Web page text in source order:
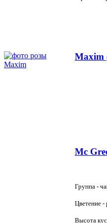
Maxim
Mc
Группа -
Цветение -
Высота